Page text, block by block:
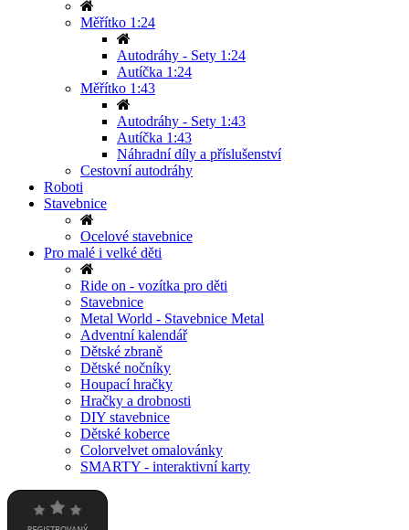
Měřítko 1:24
Autodráhy - Sety 1:24
Autíčka 1:24
Měřítko 1:43
Autodráhy - Sety 1:43
Autíčka 1:43
Náhradní díly a příslušenství
Cestovní autodráhy
Roboti
Stavebnice
Ocelové stavebnice
Pro malé i velké děti
Ride on - vozítka pro děti
Stavebnice
Metal World - Stavebnice Metal
Adventní kalendář
Dětské zbraně
Dětské nočníky
Houpací hračky
Hračky a drobnosti
DIY stavebnice
Dětské koberce
Colorvelvet omalovánky
SMARTY - interaktivní karty